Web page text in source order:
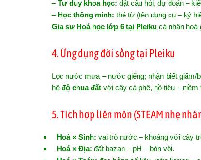
–Tư duy khoa học: đặt câu hỏi, dự đoán –
– Học thông minh: thẻ từ (tên dụng cụ – ký
Gia sư Hoá học lớp 6 tại Pleiku cá nhân hoá
4. Ứng dụng đời sống tại Pleiku
Lọc nước mưa – nước giếng; nhận biết giấm/
hệ độ chua đất với cây cà phê, hồ tiêu – niềm
5. Tích hợp liên môn (STEAM nhẹ
Hoá × Sinh: vai trò nước – khoáng với cây
Hoá × Địa: đất bazan – pH – bón vôi.